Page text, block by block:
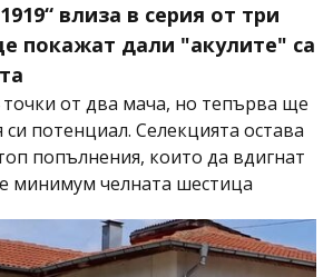
влиза в серия от три
покажат дали "акулите" са
от два мача, но тепърва ще
потенциал. Селекцията остава
попълнения, които да вдигнат
минимум челната шестица